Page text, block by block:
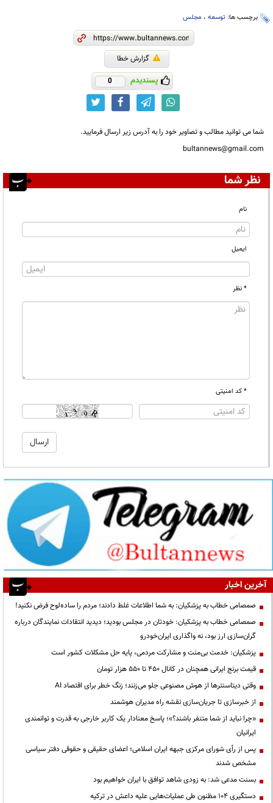
برچسب ها: توسعه ، مجلس
گزارش خطا
پسندیدم 0
شما می توانید مطالب و تصاویر خود را به آدرس زیر ارسال فرمایید.
bultannews@gmail.com
نظر شما
نام
ایمیل
* نظر
* کد امنیتی
آخرین اخبار
صمصامی خطاب به پزشکیان: به شما اطلاعات غلط دادند؛ مردم را ساده‌لوح فرض نکنید!
صمصامی خطاب به پزشکیان: خودتان در مجلس بودید؛ دیدید انتقادات نمایندگان درباره
گران‌سازی ارز بود، نه واگذاری ایران‌خودرو
پزشکیان: خدمت بی‌منت و مشارکت مردمی، پایه حل مشکلات کشور است
قیمت‌ برنج ایرانی همچنان در کانال ۴۵۰ تا ۵۵۰ هزار تومان
وقتی دیتاسنترها از هوش مصنوعی جلو می‌زنند؛ زنگ خطر برای اقتصاد AI
از خبرسازی تا جریان‌سازی نقشه راه مدیران هوشمند
«چرا نباید از شما متنفر باشند؟»؛ پاسخ معنادار یک کاربر خارجی به قدرت و توانمندی
ایرانیان
پس از رأی شورای مرکزی جبهه ایران اسلامی؛ اعضای حقیقی و حقوقی دفتر سیاسی
مشخص شدند
بسنت مدعی شد: به زودی شاهد توافق با ایران خواهیم بود
دستگیری ۱۰۴ مظنون طی عملیات‌هایی علیه داعش در ترکیه